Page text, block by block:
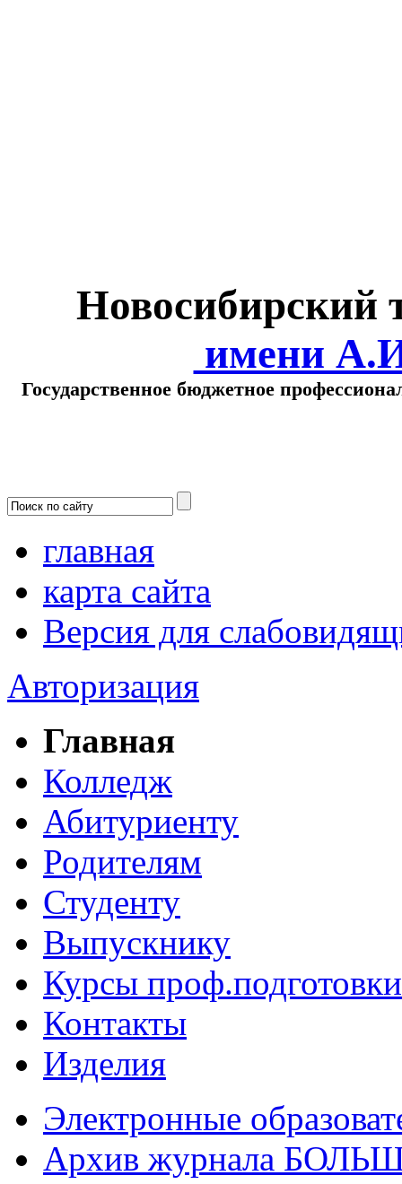
Новосибирский
имени
Государственное бюджетное
главная
карта сайта
Версия для
Авторизация
Главная
Колледж
Абитуриенту
Родителям
Студенту
Выпускнику
Курсы проф.подготовки
Контакты
Изделия
Электронные
Архив журнала